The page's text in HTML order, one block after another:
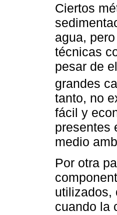
Ciertos
agua,
técnicas
pesar de
grandes
tanto, no
fácil y
presentes
medio
Por otra
utilizados,
cuando la